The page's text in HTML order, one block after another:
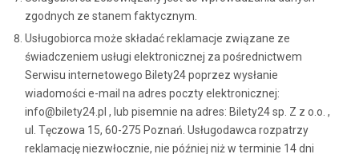
zgodnych ze stanem faktycznym.
Usługobiorca może składać reklamacje związane ze
świadczeniem usługi elektronicznej za pośrednictwem
Serwisu internetowego Bilety24 poprzez wysłanie
wiadomości e-mail na adres poczty elektronicznej:
info@bilety24.pl , lub pisemnie na adres: Bilety24 sp. Z z o.o. ,
ul. Tęczowa 15, 60-275 Poznań. Usługodawca rozpatrzy
reklamację niezwłocznie, nie później niż w terminie 14 dni